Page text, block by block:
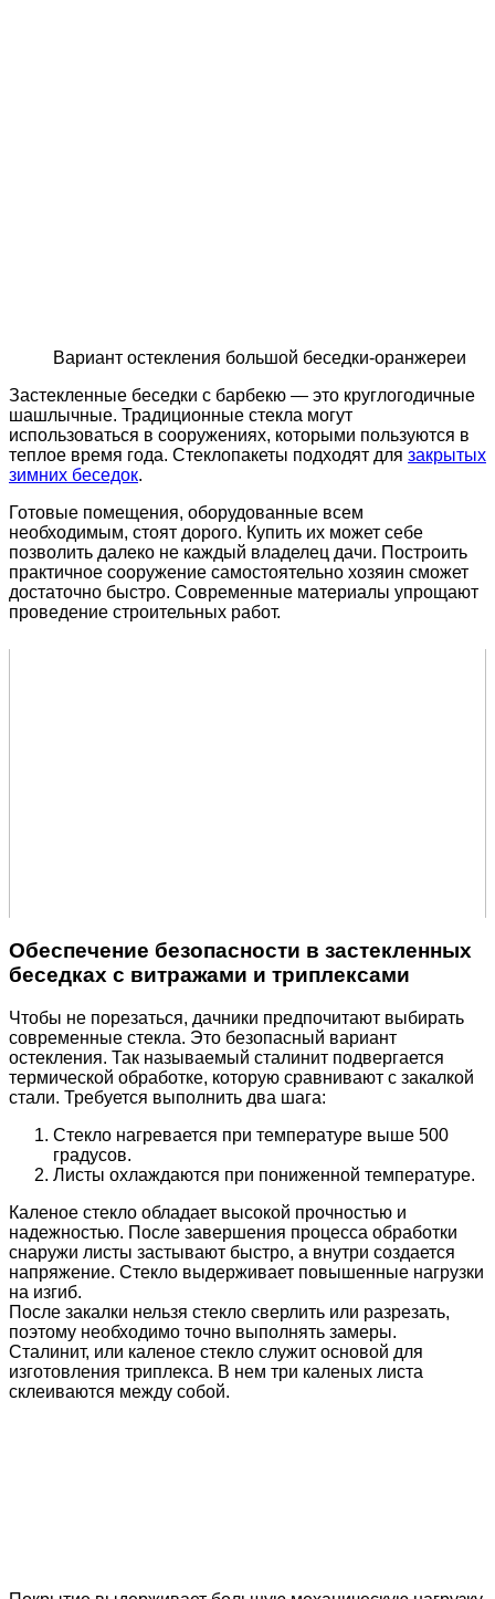
Вариант остекления большой беседки-оранжереи
Застекленные беседки с барбекю — это круглогодичные
шашлычные. Традиционные стекла могут
использоваться в сооружениях, которыми пользуются в
теплое время года. Стеклопакеты подходят для закрытых
зимних беседок.
Готовые помещения, оборудованные всем
необходимым, стоят дорого. Купить их может себе
позволить далеко не каждый владелец дачи. Построить
практичное сооружение самостоятельно хозяин сможет
достаточно быстро. Современные материалы упрощают
проведение строительных работ.
Обеспечение безопасности в застекленных
беседках с витражами и триплексами
Чтобы не порезаться, дачники предпочитают выбирать
современные стекла. Это безопасный вариант
остекления. Так называемый сталинит подвергается
термической обработке, которую сравнивают с закалкой
стали. Требуется выполнить два шага:
Стекло нагревается при температуре выше 500
градусов.
Листы охлаждаются при пониженной температуре.
Каленое стекло обладает высокой прочностью и
надежностью. После завершения процесса обработки
снаружи листы застывают быстро, а внутри создается
напряжение. Стекло выдерживает повышенные нагрузки
на изгиб.
После закалки нельзя стекло сверлить или разрезать,
поэтому необходимо точно выполнять замеры.
Сталинит, или каленое стекло служит основой для
изготовления триплекса. В нем три каленых листа
склеиваются между собой.